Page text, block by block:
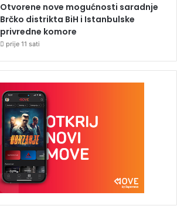
Otvorene nove mogućnosti saradnje
Brčko distrikta BiH i Istanbulske
privredne komore
prije 11 sati